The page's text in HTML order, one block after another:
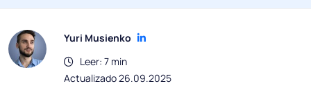
Yuri Musienko
Leer: 7 min
Actualizado 26.09.2025